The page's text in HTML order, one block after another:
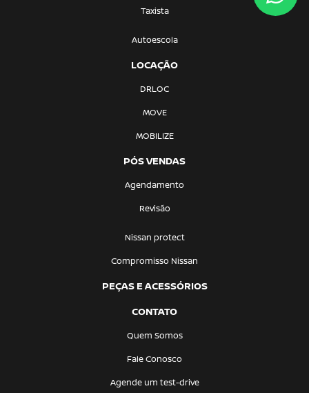
Taxista
Autoescola
LOCAÇÃO
DRLOC
MOVE
MOBILIZE
PÓS VENDAS
Agendamento
Revisão
Nissan protect
Compromisso Nissan
PEÇAS E ACESSÓRIOS
CONTATO
Quem Somos
Fale Conosco
Agende um test-drive